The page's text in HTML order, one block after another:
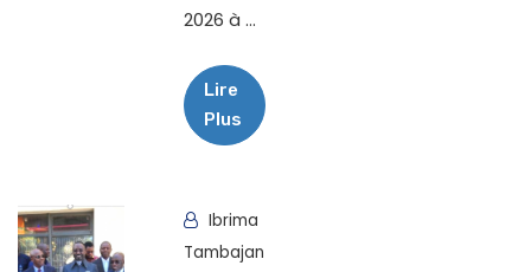
2026 à ...
Lire
Plus
Ibrima
Tambajan